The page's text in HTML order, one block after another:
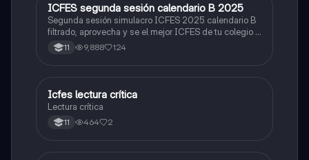
ICFES: Lectura Crítica
ICFES segunda sesión calendario B 2025
Segunda sesión simulacro ICFES 2025 calendario B
filtrado, aprovecha y se el mejor ICFES de tu colegio y
poder ingresar a universidad, y estudiar aquella
carrera con la que tanto sueñas.
11 9,888 124
Lengua Castellana
Icfes lectura crítica
Lectura crítica
11 464 2